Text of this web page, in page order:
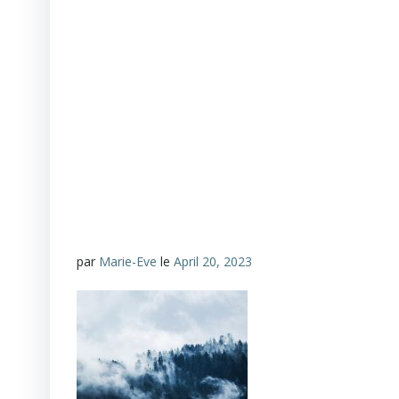
par Marie-Eve le April 20, 2023